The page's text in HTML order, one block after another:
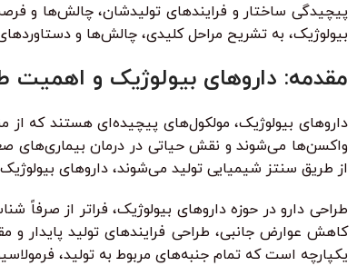
پیچیدگی ساختار و فرایندهای تولیدشان، چالش‌ها و
بیولوژیک، به تشریح مراحل کلیدی، چالش‌ها و
مقدمه: داروهای بیولوژیک و اهمیت
داروهای بیولوژیک، مولکول‌های پیچیده‌ای هستند که از
واکسن‌ها می‌شوند و نقش حیاتی در درمان بیماری‌های
از طریق سنتز شیمیایی تولید می‌شوند، داروهای
طراحی دارو در حوزه داروهای بیولوژیک، فراتر از
کاهش عوارض جانبی، طراحی فرایندهای تولید پایدار
یکپارچه است که تمام جنبه‌های مربوط به تولید،